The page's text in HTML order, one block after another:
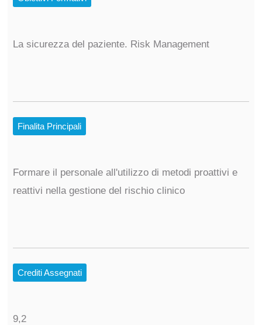
La sicurezza del paziente. Risk Management
Finalita Principali
Formare il personale all'utilizzo di metodi proattivi e
reattivi nella gestione del rischio clinico
Crediti Assegnati
9,2